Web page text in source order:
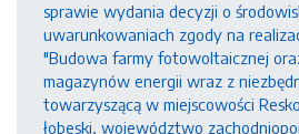
sprawie wydania decyzji o
uwarunkowaniach zgody na
"Budowa farmy fotowoltaicznej
magazynów energii wraz z
towarzyszącą w miejscowości
łobeski, województwo